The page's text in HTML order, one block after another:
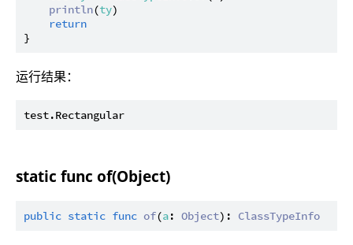
println(ty)
return
运行结果：
static func of(Object)
public static func of(a: Object): ClassTypeInfo